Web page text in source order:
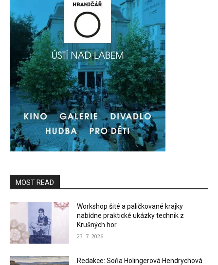
MOST READ
Workshop šité a paličkované krajky
nabídne praktické ukázky technik z
Krušných hor
23. 7. 2026
Redakce: Soňa Holingerová Hendrychová